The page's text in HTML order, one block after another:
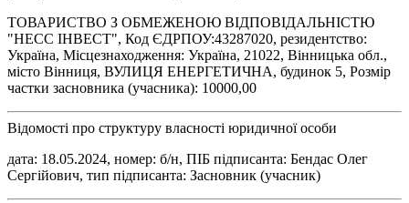
ТОВАРИСТВО З ОБМЕЖЕНОЮ ВІДПОВІДАЛЬНІСТЮ
"НЕСС ІНВЕСТ", Код ЄДРПОУ:43287020, резидентство:
Україна, Місцезнаходження: Україна, 21022, Вінницька обл.,
місто Вінниця, ВУЛИЦЯ ЕНЕРГЕТИЧНА, будинок 5, Розмір
частки засновника (учасника): 10000,00
Відомості про структуру власності юридичної особи
дата: 18.05.2024, номер: б/н, ПІБ підписанта: Бендас Олег
Сергійович, тип підписанта: Засновник (учасник)